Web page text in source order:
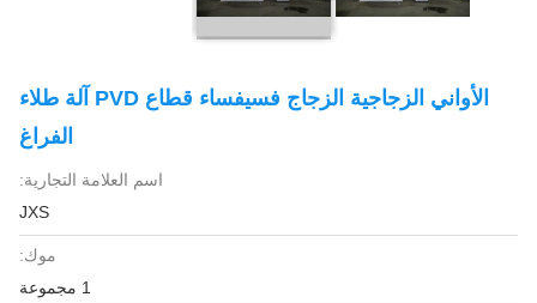
الأواني الزجاجية الزجاج فسيفساء قطاع PVD آلة طلاء
الفراغ
اسم العلامة التجارية:
JXS
موك: